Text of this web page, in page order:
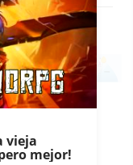
vieja
mejor!